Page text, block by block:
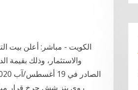
الكويت - مباشر: أعلن بيت